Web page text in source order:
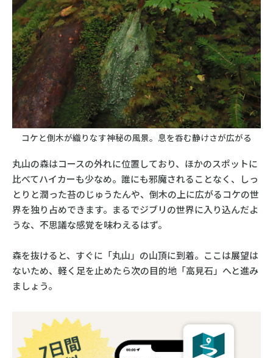
コケと倒木が織りなす神秘の風景。息を呑む静けさが広がる
丸山の森はコースの外れに位置しており、ほかのスポットに
比べてハイカーも少なめ。誰にも邪魔されることなく、しっ
とりと潤った苔のじゅうたんや、倒木の上に広がるコケの世
界を独り占めできます。まるでジブリの世界に入り込んだよ
うな、不思議な感覚を味わえるはず。
森を抜けると、すぐに「丸山」の山頂に到着。ここは展望は
ないため、軽く足を止めたら次の目的地「高見石」へと進み
ましょう。